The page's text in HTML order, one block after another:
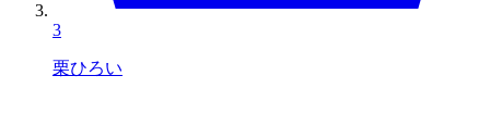
3
栗ひろい